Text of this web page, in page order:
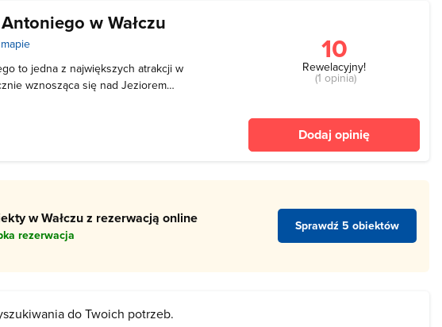
w Wałczu
to jedna z największych atrakcji w
wznosząca się nad Jeziorem
10
Rewelacyjny!
(1 opinia)
Dodaj opinię
w Wałczu z rezerwacją online
rezerwacja
Sprawdź 5 obiektów
do Twoich potrzeb.